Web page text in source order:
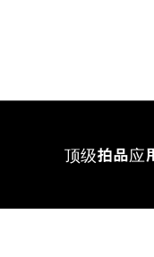
顶级拍品应